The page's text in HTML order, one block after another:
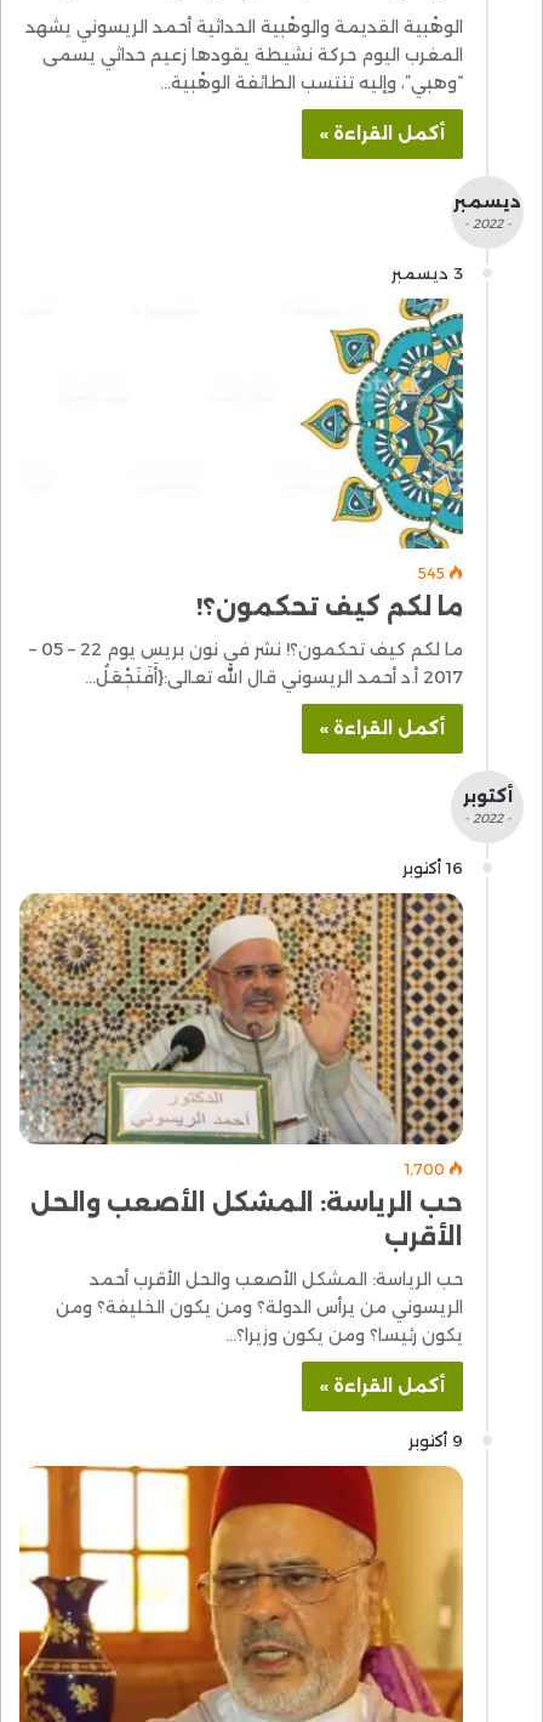
الوهْبية القديمة والوهْبية الحداثية أحمد الريسوني يشهد
المغرب اليوم حركة نشيطة يقودها زعيم حداثي يسمى
“وهبي”، وإليه تنتسب الطائفة الوهْبية…
أكمل القراءة »
ديسمبر
- 2022 -
3 ديسمبر
545
ما لكم كيف تحكمون؟!
ما لكم كيف تحكمون؟! نشر في نون بريس يوم 22 – 05 –
2017 أ.د أحمد الريسوني قال الله تعالى:{أَفَنَجْعَلُ…
أكمل القراءة »
أكتوبر
- 2022 -
16 أكتوبر
1٬700
حب الرياسة: المشكل الأصعب والحل
الأقرب
حب الرياسة: المشكل الأصعب والحل الأقرب أحمد
الريسوني من يرأس الدولة؟ ومن يكون الخليفة؟ ومن
يكون رئيسا؟ ومن يكون وزيرا؟…
أكمل القراءة »
9 أكتوبر